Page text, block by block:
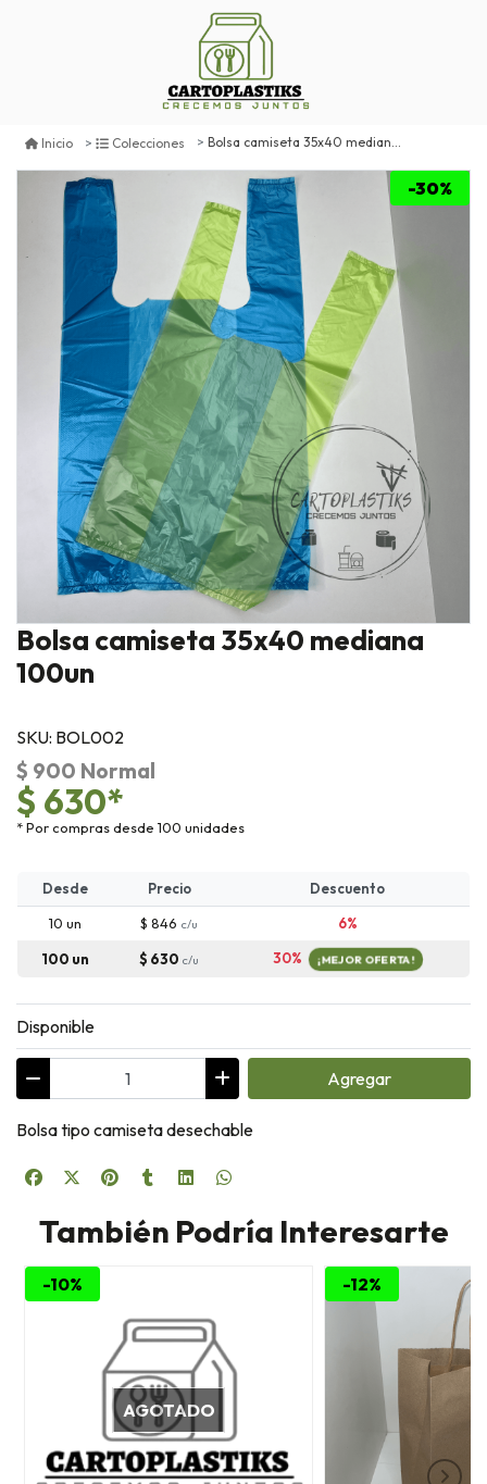
Inicio Colecciones Bolsa camiseta 35x40 mediana 100un
-30%
Bolsa camiseta 35x40 mediana
100un
SKU: BOL002
$ 900 Normal
$ 630*
* Por compras desde 100 unidades
Desde Precio
Descuento
10 un
$ 846 c/u 6%
100 un $ 630 c/u 30% ¡MEJOR OFERTA!
Disponible
Agregar
Bolsa tipo camiseta desechable
También Podría Interesarte
-10%
AGOTADO
-12%